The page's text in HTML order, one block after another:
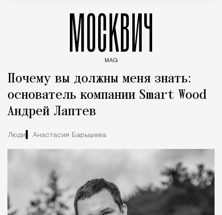
МОСКВИЧ
MAG
Почему вы должны меня знать:
основатель компании Smart Wood
Андрей Лаптев
Люди Анастасия Барышева